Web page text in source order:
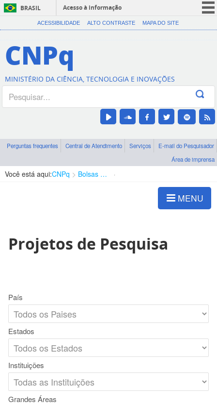
BRASIL
Acesso à informação
CORONAVÍRUS (COVID-19)
Canais
ACESSIBILIDADE ALTO CONTRASTE MAPA DO SITE
CNPq
MINISTÉRIO DA CIÊNCIA, TECNOLOGIA E INOVAÇÕES
Perguntas frequentes Central de Atendimento Serviços
E-mail do Pesquisador
Área de imprensa
Você está aqui:CNPq Bolsas e Auxílios Vigentes
MENU
Projetos de Pesquisa
País
Estados
Instituições
Grandes Áreas